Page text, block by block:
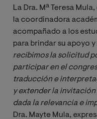
La Dra. Mª Teresa
la coordinadora
acompañado a los
para brindar su apoyo
recibimos la solicitud
participar en el
traducción e
y extender la
dada la relevancia e
Dra. Mayte Mula,